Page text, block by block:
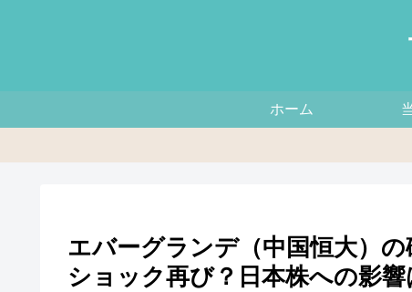
ホーム
エバーグランデ（中国恒大）
ショック再び？日本株への影響